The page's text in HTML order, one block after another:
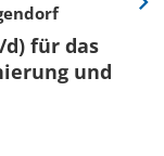
für das
und
Eine